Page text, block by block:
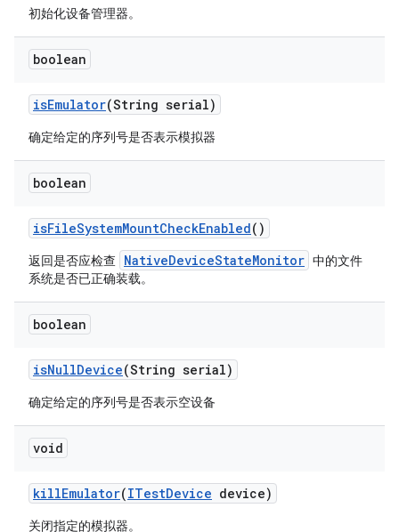
初始化设备管理器。
boolean
isEmulator(String serial)
确定给定的序列号是否表示模拟器
boolean
isFileSystemMountCheckEnabled()
返回是否应检查 NativeDeviceStateMonitor 中的文件
系统是否已正确装载。
boolean
isNullDevice(String serial)
确定给定的序列号是否表示空设备
void
killEmulator(ITestDevice device)
关闭指定的模拟器。